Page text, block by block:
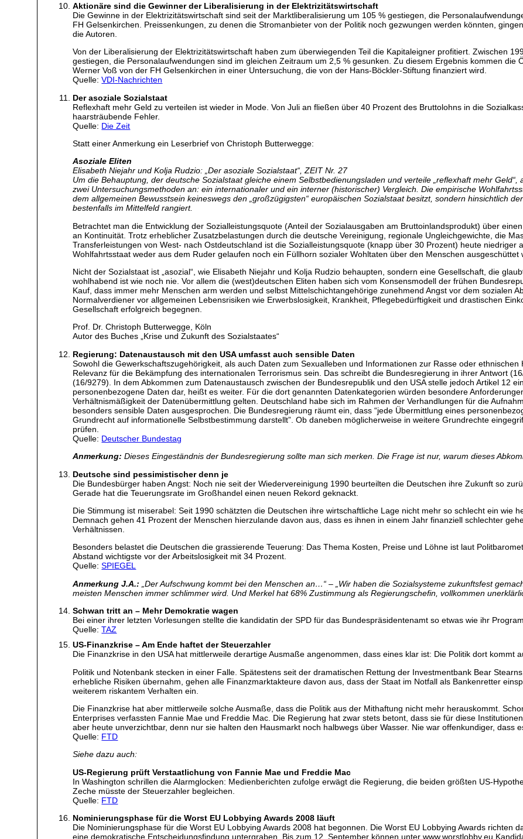
Aktionäre sind die Gewinner der Liberalisierung in der Elektrizitätswirtschaft
Die Gewinne in der Elektrizitätswirtschaft sind seit der Marktliberalisierung um 105 % gestiegen, die
FH Gelsenkirchen. Preissenkungen, zu denen die Stromanbieter von der Politik noch gezwungen werden könnten,
die Autoren.
Von der Liberalisierung der Elektrizitätswirtschaft haben zum überwiegenden Teil die Kapitaleigner profitiert. Zwischen
gestiegen, die Personalaufwendungen sind im gleichen Zeitraum um 2,5 % gesunken. Zu diesem Ergebnis kommen die
Werner Voß von der FH Gelsenkirchen in einer Untersuchung, die von der Hans-Böckler-Stiftung finanziert wird.
Quelle:VDI-Nachrichten
Der asoziale Sozialstaat
Reflexhaft mehr Geld zu verteilen ist wieder in Mode. Von Juli an fließen über 40 Prozent des Bruttolohns in die
haarsträubende Fehler.
Quelle: Die Zeit
Statt einer Anmerkung ein Leserbrief von Christoph Butterwegge:
Asoziale Eliten
Elisabeth Niejahr und Kolja Rudzio: „Der asoziale Sozialstaat“, ZEIT Nr. 27
Um die Behauptung, der deutsche Sozialstaat gleiche einem Selbstbedienungsladen und verteile „reflexhaft mehr
zwei Untersuchungsmethoden an: ein internationaler und ein interner (historischer) Vergleich. Die empirische
dem allgemeinen Bewusstsein keineswegs den „großzügigsten“ europäischen Sozialstaat besitzt, sondern hinsichtlich
bestenfalls im Mittelfeld rangiert.
Betrachtet man die Entwicklung der Sozialleistungsquote (Anteil der Sozialausgaben am Bruttoinlandsprodukt) über
an Kontinuität. Trotz erheblicher Zusatzbelastungen durch die deutsche Vereinigung, regionale Ungleichgewichte, die
Transferleistungen von West- nach Ostdeutschland ist die Sozialleistungsquote (knapp über 30 Prozent) heute
Wohlfahrtsstaat weder aus dem Ruder gelaufen noch ein Füllhorn sozialer Wohltaten über den Menschen ausgeschüttet
Nicht der Sozialstaat ist „asozial“, wie Elisabeth Niejahr und Kolja Rudzio behaupten, sondern eine Gesellschaft, die
wohlhabend ist wie noch nie. Vor allem die (west)deutschen Eliten haben sich vom Konsensmodell der frühen
Kauf, dass immer mehr Menschen arm werden und selbst Mittelschichtangehörige zunehmend Angst vor dem sozialen
Normalverdiener vor allgemeinen Lebensrisiken wie Erwerbslosigkeit, Krankheit, Pflegebedürftigkeit und drastischen
Gesellschaft erfolgreich begegnen.
Prof. Dr. Christoph Butterwegge, Köln
Autor des Buches „Krise und Zukunft des Sozialstaates“
Regierung: Datenaustausch mit den USA umfasst auch sensible Daten
Sowohl die Gewerkschaftszugehörigkeit, als auch Daten zum Sexualleben und Informationen zur Rasse oder
Relevanz für die Bekämpfung des internationalen Terrorismus sein. Das schreibt die Bundesregierung in ihrer Antwort
(16/9279). In dem Abkommen zum Datenaustausch zwischen der Bundesrepublik und den USA stelle jedoch Artikel 12
personenbezogene Daten dar, heißt es weiter. Für die dort genannten Datenkategorien würden besondere
Verhältnismäßigkeit der Datenübermittlung gelten. Deutschland habe sich im Rahmen der Verhandlungen für die
besonders sensible Daten ausgesprochen. Die Bundesregierung räumt ein, dass “jede Übermittlung eines
Grundrecht auf informationelle Selbstbestimmung darstellt”. Ob daneben möglicherweise in weitere Grundrechte
prüfen.
Quelle: Deutscher Bundestag
Anmerkung: Dieses Eingeständnis der Bundesregierung sollte man sich merken. Die Frage ist nur, warum dieses
Deutsche sind pessimistischer denn je
Die Bundesbürger haben Angst: Noch nie seit der Wiedervereinigung 1990 beurteilten die Deutschen ihre Zukunft so
Gerade hat die Teuerungsrate im Großhandel einen neuen Rekord geknackt.
Die Stimmung ist miserabel: Seit 1990 schätzten die Deutschen ihre wirtschaftliche Lage nicht mehr so schlecht ein wie
Demnach gehen 41 Prozent der Menschen hierzulande davon aus, dass es ihnen in einem Jahr finanziell schlechter
Verhältnissen.
Besonders belastet die Deutschen die grassierende Teuerung: Das Thema Kosten, Preise und Löhne ist laut
Abstand wichtigste vor der Arbeitslosigkeit mit 34 Prozent.
Quelle:SPIEGEL
Anmerkung J.A.: „Der Aufschwung kommt bei den Menschen an…“ – „Wir haben die Sozialsysteme zukunftsfest
meisten Menschen immer schlimmer wird. Und Merkel hat 68% Zustimmung als Regierungschefin, vollkommen
Schwan tritt an – Mehr Demokratie wagen
Bei einer ihrer letzten Vorlesungen stellte die kandidatin der SPD für das Bundespräsidentenamt so etwas wie ihr
Quelle:TAZ
US-Finanzkrise – Am Ende haftet der Steuerzahler
Die Finanzkrise in den USA hat mittlerweile derartige Ausmaße angenommen, dass eines klar ist: Die Politik dort kommt
Politik und Notenbank stecken in einer Falle. Spätestens seit der dramatischen Rettung der Investmentbank Bear
erhebliche Risiken übernahm, gehen alle Finanzmarktakteure davon aus, dass der Staat im Notfall als Bankenretter
weiterem riskantem Verhalten ein.
Die Finanzkrise hat aber mittlerweile solche Ausmaße, dass die Politik aus der Mithaftung nicht mehr herauskommt.
Enterprises verfassten Fannie Mae und Freddie Mac. Die Regierung hat zwar stets betont, dass sie für diese
aber heute unverzichtbar, denn nur sie halten den Hausmarkt noch halbwegs über Wasser. Nie war offenkundiger, dass
Quelle: FTD
Siehe dazu auch:
US-Regierung prüft Verstaatlichung von Fannie Mae und Freddie Mac
In Washington schrillen die Alarmglocken: Medienberichten zufolge erwägt die Regierung, die beiden größten US-
Zeche müsste der Steuerzahler begleichen.
Quelle: FTD
Nominierungsphase für die Worst EU Lobbying Awards 2008 läuft
Die Nominierungsphase für die Worst EU Lobbying Awards 2008 hat begonnen. Die Worst EU Lobbying Awards richten
eine demokratische Entscheidungsfindung untergraben. Bis zum 12. September können unter www.worstlobby.eu